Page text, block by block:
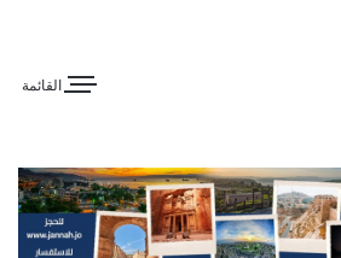
القائمة